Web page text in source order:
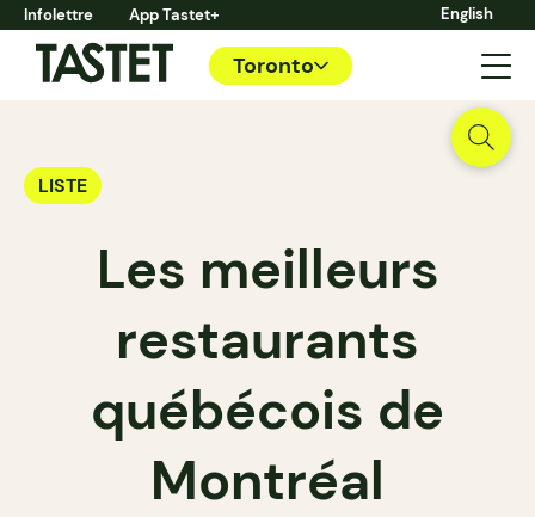
Infolettre App Tastet+ English
Toronto
LISTE
Les meilleurs
restaurants
québécois de
Montréal